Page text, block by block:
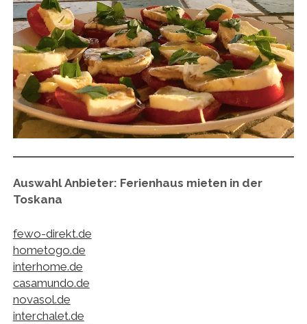
Auswahl Anbieter: Ferienhaus mieten in der
Toskana
fewo-direkt.de
hometogo.de
interhome.de
casamundo.de
novasol.de
interchalet.de